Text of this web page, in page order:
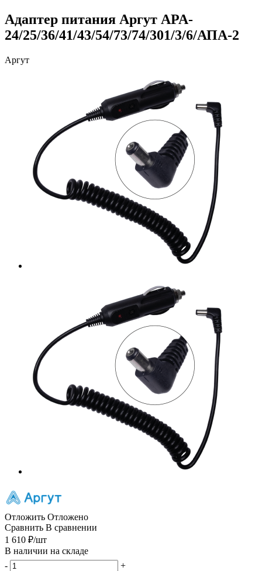
Адаптер питания Аргут APA-
24/25/36/41/43/54/73/74/301/3/6/АПА-2
Аргут
Отложить Отложено
Сравнить В сравнении
1 610 ₽/шт
В наличии на складе
-
+